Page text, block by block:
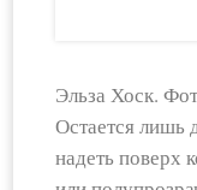
Эльза Хоск.
Остается лишь
надеть поверх